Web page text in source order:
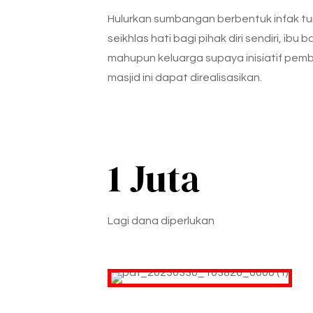
Hulurkan sumbangan berbentuk infak
seikhlas hati bagi pihak diri sendiri, ibu
mahupun keluarga supaya inisiatif
masjid ini dapat direalisasikan.
1Juta
Lagi dana diperlukan